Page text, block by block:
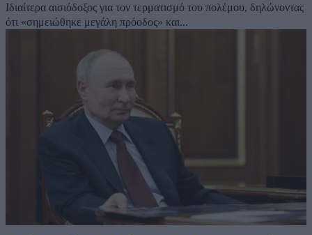
Ιδιαίτερα αισιόδοξος για τον τερματισμό του πολέμου, δηλώνοντας
ότι «σημειώθηκε μεγάλη πρόοδος» και...